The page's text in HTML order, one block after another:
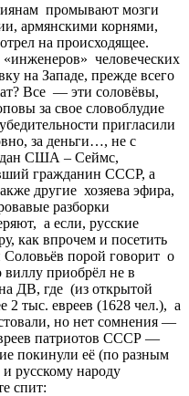
промывают мозги
армянскими корнями,
на происходящее.
человеческих
на Западе, прежде всего
Все — эти соловёвы,
за свое словоблудие
пригласили
за деньги…, не с
США – Сеймс,
гражданин СССР, а
другие хозяева эфира,
разборки
а если, русские
как впрочем и посетить
порой говорит о
приобрёл не в
ДВ, где (из открытой
2 тыс. евреев (1628 чел.), а
но нет сомнения —
патриотов СССР —
покинули её (по разным
русскому народу
спит: